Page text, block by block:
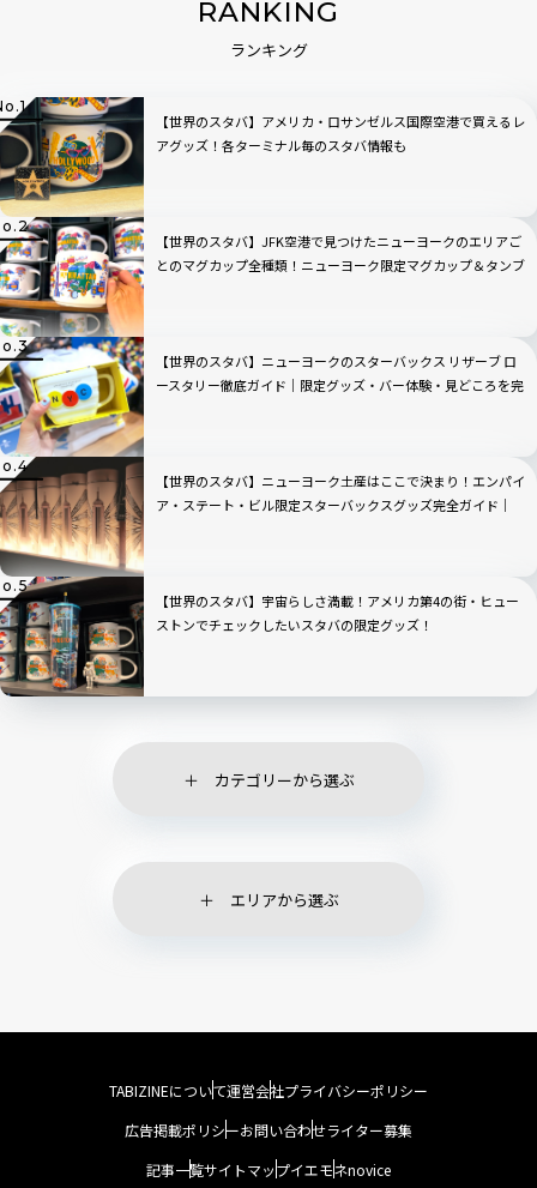
RANKING
ランキング
【世界のスタバ】アメリカ・ロサンゼルス国際空港で買えるレ
アグッズ！各ターミナル毎のスタバ情報も
【世界のスタバ】JFK空港で見つけたニューヨークのエリアご
とのマグカップ全種類！ニューヨーク限定マグカップ＆タンブ
【世界のスタバ】ニューヨークのスターバックス リザーブ ロ
ースタリー徹底ガイド｜限定グッズ・バー体験・見どころを完
【世界のスタバ】ニューヨーク土産はここで決まり！エンパイ
ア・ステート・ビル限定スターバックスグッズ完全ガイド｜
【世界のスタバ】宇宙らしさ満載！アメリカ第4の街・ヒュー
ストンでチェックしたいスタバの限定グッズ！
カテゴリーから選ぶ
エリアから選ぶ
TABIZINEについて運営会社プライバシーポリシー
広告掲載ポリシーお問い合わせライター募集
記事一覧サイトマップイエモネnovice